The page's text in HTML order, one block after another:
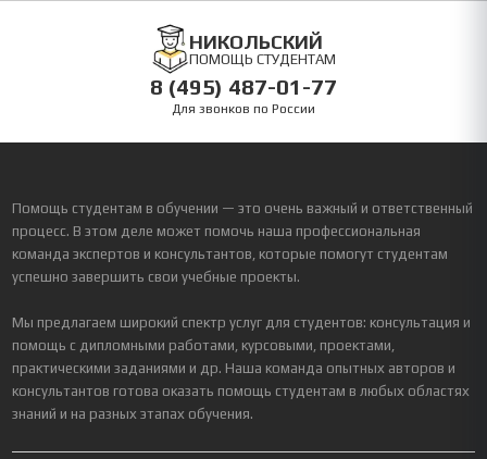
НИКОЛЬСКИЙ
ПОМОЩЬ СТУДЕНТАМ
8 (495) 487-01-77
Для звонков по России
Помощь студентам в обучении — это очень важный и ответственный
процесс. В этом деле может помочь наша профессиональная
команда экспертов и консультантов, которые помогут студентам
успешно завершить свои учебные проекты.
Мы предлагаем широкий спектр услуг для студентов: консультация и
помощь с дипломными работами, курсовыми, проектами,
практическими заданиями и др. Наша команда опытных авторов и
консультантов готова оказать помощь студентам в любых областях
знаний и на разных этапах обучения.